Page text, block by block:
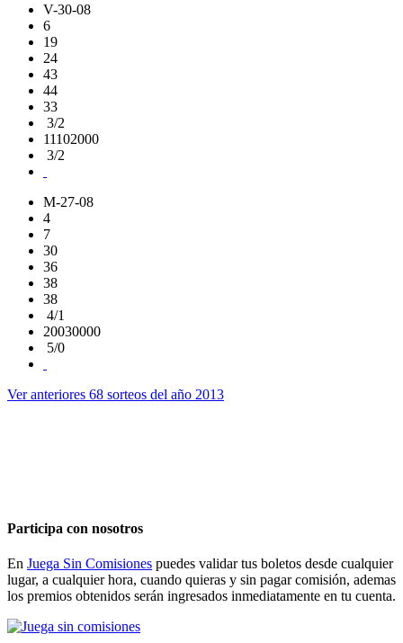
V-30-08
6
19
24
43
44
33
3/2
11102000
3/2
M-27-08
4
7
30
36
38
38
4/1
20030000
5/0
Ver anteriores 68 sorteos del año 2013
Participa con nosotros
En Juega Sin Comisiones puedes validar tus boletos desde cualquier
lugar, a cualquier hora, cuando quieras y sin pagar comisión, ademas
los premios obtenidos serán ingresados inmediatamente en tu cuenta.